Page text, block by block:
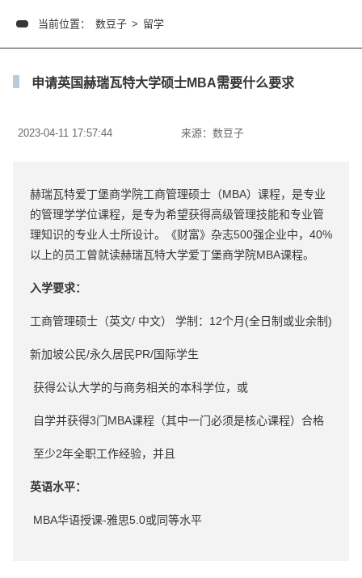
当前位置： 数豆子 > 留学
申请英国赫瑞瓦特大学硕士MBA需要什么要求
2023-04-11 17:57:44 来源： 数豆子
赫瑞瓦特爱丁堡商学院工商管理硕士（MBA）课程，是专业
的管理学学位课程，是专为希望获得高级管理技能和专业管
理知识的专业人士所设计。《财富》杂志500强企业中，40%
以上的员工曾就读赫瑞瓦特大学爱丁堡商学院MBA课程。
入学要求：
工商管理硕士（英文/ 中文） 学制：12个月(全日制或业余制)
新加坡公民/永久居民PR/国际学生
获得公认大学的与商务相关的本科学位，或
自学并获得3门MBA课程（其中一门必须是核心课程）合格
至少2年全职工作经验，并且
英语水平：
MBA华语授课-雅思5.0或同等水平